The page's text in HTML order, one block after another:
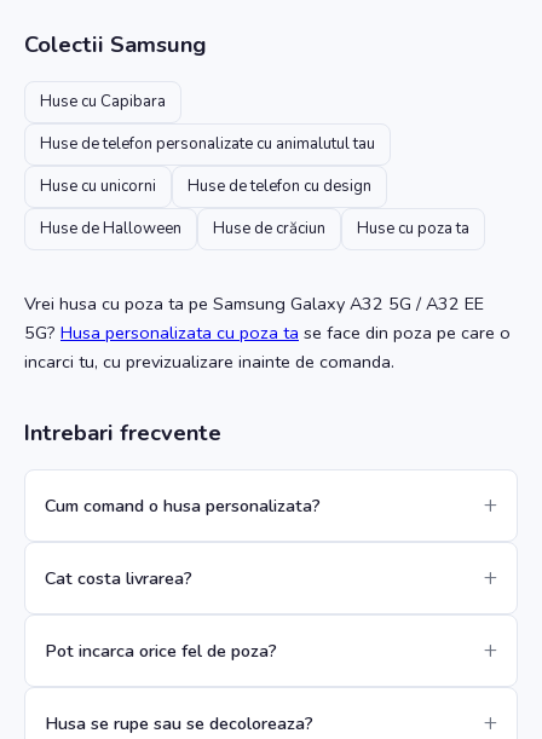
Colectii Samsung
Huse cu Capibara
Huse de telefon personalizate cu animalutul tau
Huse cu unicorni
Huse de telefon cu design
Huse de Halloween
Huse de crăciun Huse cu poza ta
Vrei husa cu poza ta pe Samsung Galaxy A32 5G / A32 EE
5G? Husa personalizata cu poza ta se face din poza pe care o
incarci tu, cu previzualizare inainte de comanda.
Intrebari frecvente
Cum comand o husa personalizata?
Cat costa livrarea?
Pot incarca orice fel de poza?
Husa se rupe sau se decoloreaza?